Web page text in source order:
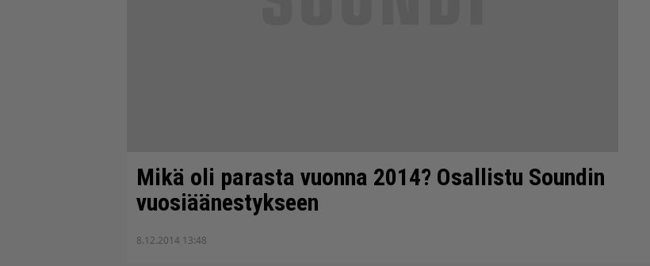
Mikä oli parasta vuonna 2014? Osallistu Soundin
vuosiäänestykseen
8.12.2014 13:48